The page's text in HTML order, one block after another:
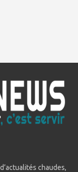
chaudes,